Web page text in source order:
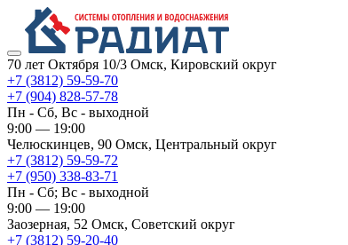
70 лет Октября 10/3 Омск, Кировский округ
+7 (3812) 59-59-70
+7 (904) 828-57-78
Пн - Сб, Вс - выходной
9:00 — 19:00
Челюскинцев, 90 Омск, ​Центральный округ
+7 (3812) 59-59-72
+7 (950) 338-83-71
Пн - Сб; Вс - выходной
9:00 — 19:00
Заозерная, 52 Омск, ​Советский округ
+7 (3812) 59-20-40